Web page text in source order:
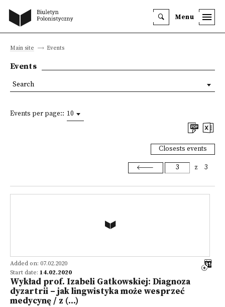
Menu
Main site Events
Events
Events per page:: 10
Closests events
z 3
Added on: 07.02.2020
Start date: 14.02.2020
Wykład prof. Izabeli Gatkowskiej: Diagnoza
dyzartrii – jak lingwistyka może wesprzeć
medycynę / z (...)
Search